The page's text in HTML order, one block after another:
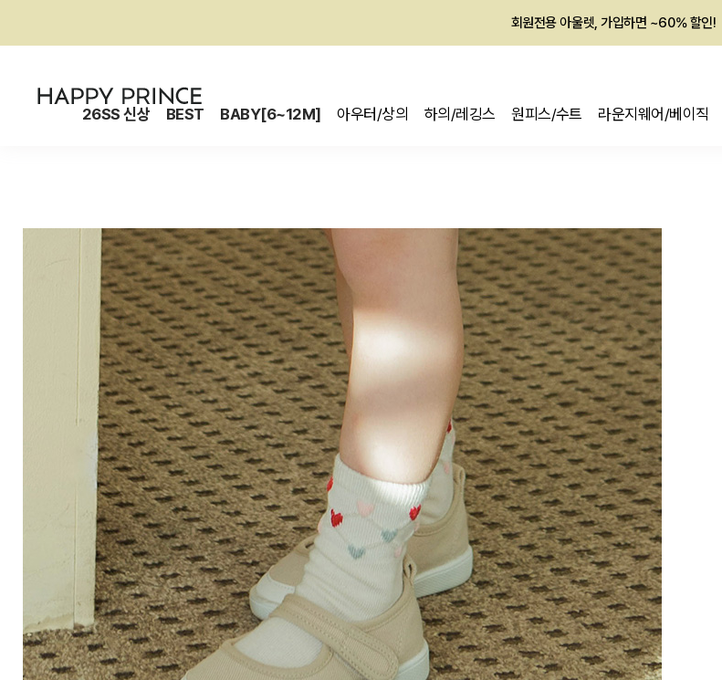
회원전용 아울렛, 가입하면 ~60% 할인!
26SS 신상 BEST BABY[6~12M] 아우터/상의 하의/레깅스 원피스/수트 라운지웨어/베이직